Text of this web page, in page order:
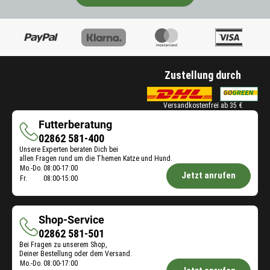
Zustellung durch
Versandkostenfrei ab 35 €
Futterberatung
Futterberatung
02862 581-400
Unsere Experten beraten Dich bei
allen Fragen rund um die Themen Katze und Hund.
Öffnungszeiten
Futterberatung:
Mo.-Do. 08:00-17:00
Fr.
08:00-15:00 Jetzt anrufen
Shop-Service
Shop-
Service
02862 581-501
Bei Fragen zu unserem Shop,
Deiner Bestellung oder dem Versand.
Öffnungszeiten
Mo.-Do. 08:00-17:00